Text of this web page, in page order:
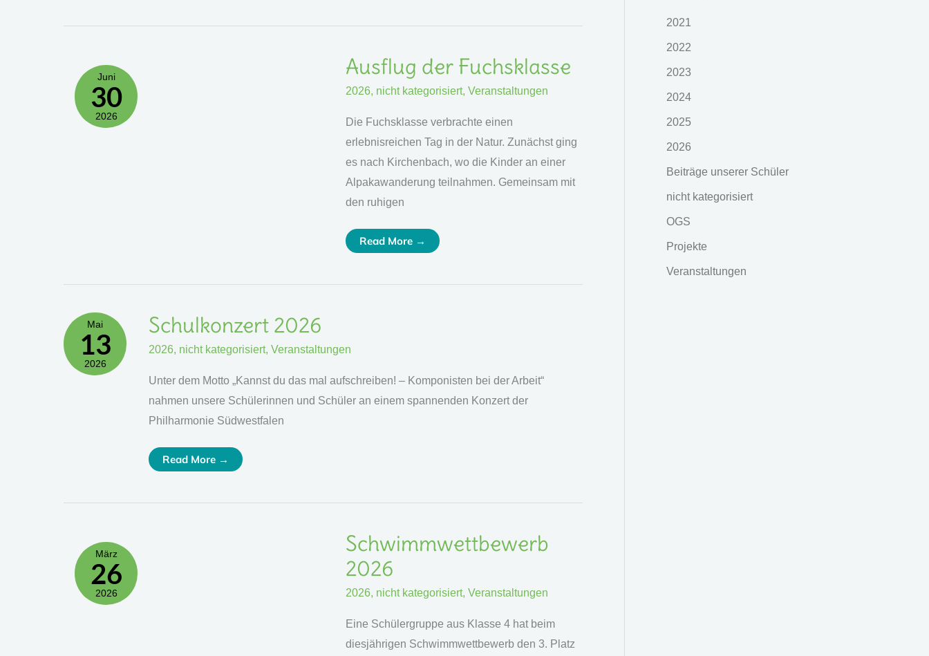
Juni
30
2026
Ausflug der Fuchsklasse
2026, nicht kategorisiert, Veranstaltungen
Die Fuchsklasse verbrachte einen
erlebnisreichen Tag in der Natur. Zunächst ging
es nach Kirchenbach, wo die Kinder an einer
Alpakawanderung teilnahmen. Gemeinsam mit
den ruhigen
Ausflug
Der
Fuchsklasse
Read More →
Mai
13
2026
Schulkonzert 2026
2026, nicht kategorisiert,Veranstaltungen
Unter dem Motto „Kannst du das mal aufschreiben! – Komponisten bei der Arbeit“
nahmen unsere Schülerinnen und Schüler an einem spannenden Konzert der
Philharmonie Südwestfalen
Schulkonzert
2026
Read More →
März
26
2026
Schwimmwettbewerb
2026
2026, nicht kategorisiert, Veranstaltungen
Eine Schülergruppe aus Klasse 4 hat beim
diesjährigen Schwimmwettbewerb den 3. Platz
Schwimmwettbewerb
2026
2021
2022
2023
2024
2025
2026
Beiträge unserer Schüler
nicht kategorisiert
OGS
Projekte
Veranstaltungen